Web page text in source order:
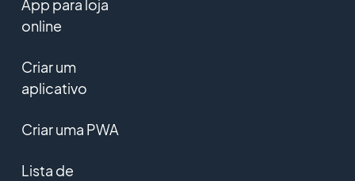
App para loja
online
Criar um
aplicativo
Criar uma PWA
Lista de